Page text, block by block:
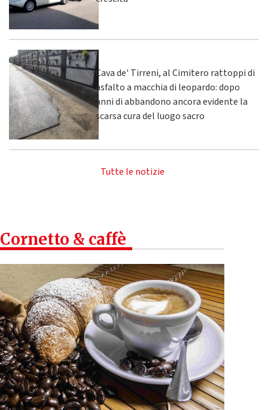
Cava de' Tirreni, al Cimitero rattoppi di
asfalto a macchia di leopardo: dopo
anni di abbandono ancora evidente la
scarsa cura del luogo sacro
Tutte le notizie
Cornetto & caffè